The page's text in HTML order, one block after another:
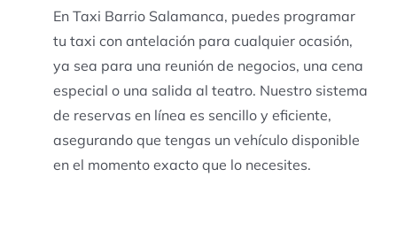
En Taxi Barrio Salamanca, puedes programar
tu taxi con antelación para cualquier ocasión,
ya sea para una reunión de negocios, una cena
especial o una salida al teatro. Nuestro sistema
de reservas en línea es sencillo y eficiente,
asegurando que tengas un vehículo disponible
en el momento exacto que lo necesites.